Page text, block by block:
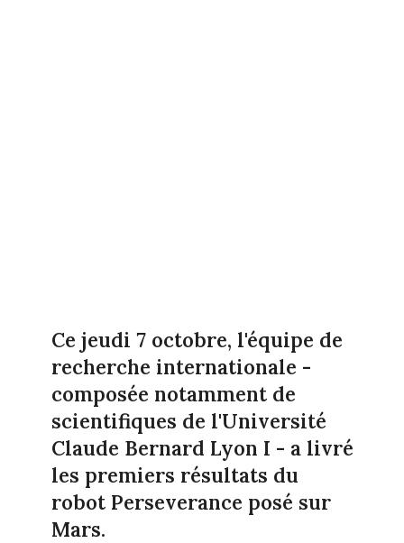
Ce jeudi 7 octobre, l'équipe de
recherche internationale -
composée notamment de
scientifiques de l'Université
Claude Bernard Lyon I - a livré
les premiers résultats du
robot Perseverance posé sur
Mars.